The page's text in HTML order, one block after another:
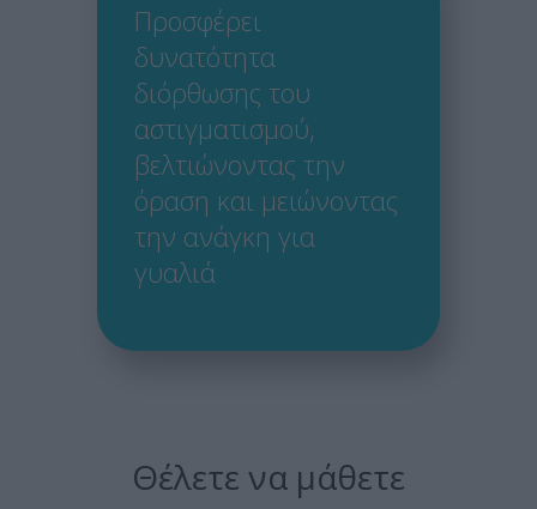
Προσφέρει
δυνατότητα
διόρθωσης του
αστιγματισμού,
βελτιώνοντας την
όραση και μειώνοντας
την ανάγκη για
γυαλιά
Θέλετε να μάθετε